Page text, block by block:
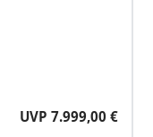
UVP 7.999,00 €